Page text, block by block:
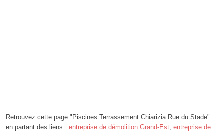
Retrouvez cette page "Piscines Terrassement Chiarizia Rue du Stade"
en partant des liens : entreprise de démolition Grand-Est, entreprise de